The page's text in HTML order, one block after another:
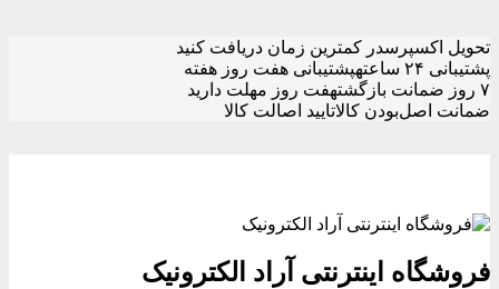
تحویل اکسپرسدر کمترین زمان دریافت کنید
پشتیبانی ۲۴ ساعته
پشتیبانی هفت روز هفته
۷ روز ضمانت بازگشت
هفت روز مهلت دارید
ضمانت اصل‌بودن کالاتایید اصالت کالا
فروشگاه اینترنتی آراد الکترونیک